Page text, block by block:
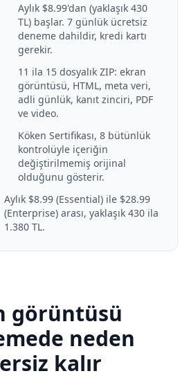
Aylık $8.99'dan (yaklaşık 430
TL) başlar. 7 günlük ücretsiz
deneme dahildir, kredi kartı
gerekir.
11 ila 15 dosyalık ZIP: ekran
görüntüsü, HTML, meta veri,
adli günlük, kanıt zinciri, PDF
ve video.
Köken Sertifikası, 8 bütünlük
kontrolüyle içeriğin
değiştirilmemiş orijinal
olduğunu gösterir.
Aylık $8.99 (Essential) ile $28.99
(Enterprise) arası, yaklaşık 430 ila
1.380 TL.
görüntüsü
neden
kalır